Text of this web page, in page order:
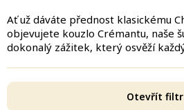
Ať už dáváte přednost klasickému
objevujete kouzlo Crémantu, naše
dokonalý zážitek, který osvěží
Otevřít filtr